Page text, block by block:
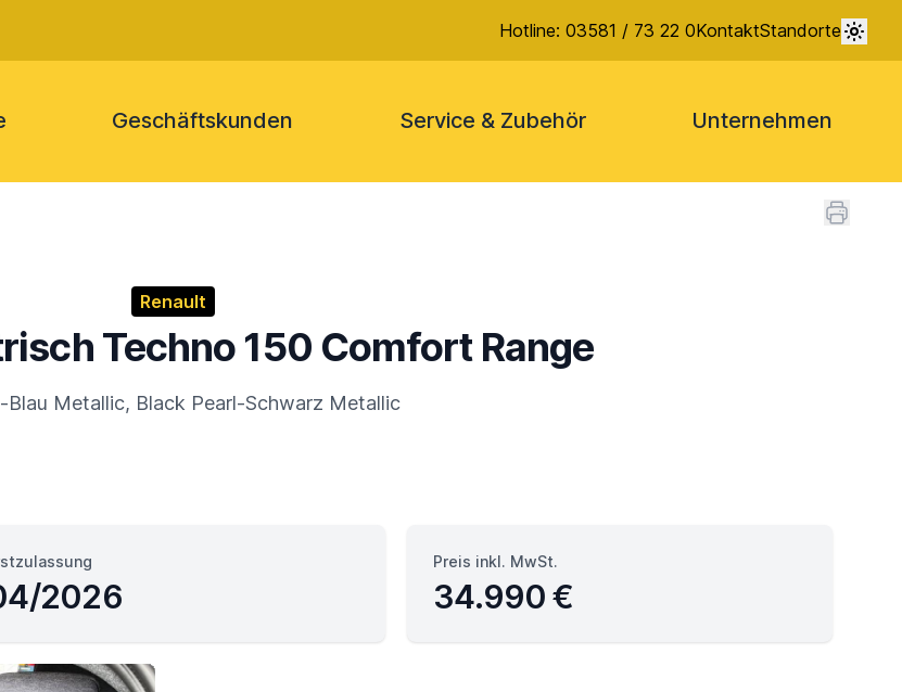
Hotline: 03581 / 73 22 0KontaktStandorte
Geschäftskunden Service & Zubehör Unternehmen
Renault
Techno 150 Comfort Range
Blau Metallic, Black Pearl-Schwarz Metallic
2026
Preis inkl. MwSt.
34.990 €